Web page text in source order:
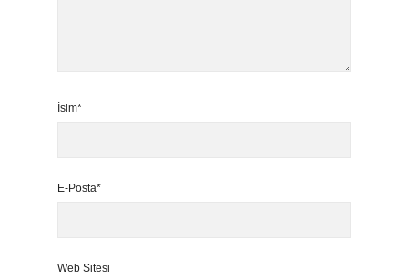
İsim*
E-Posta*
Web Sitesi